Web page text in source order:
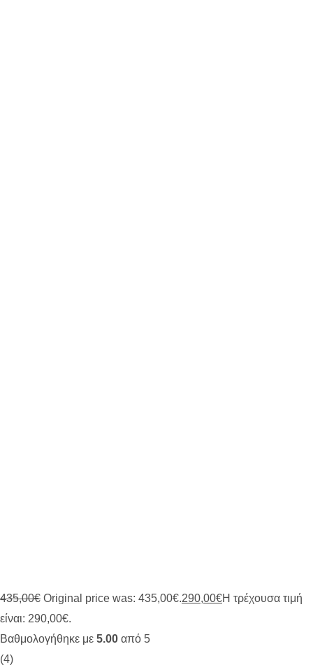
435,00€ Original price was: 435,00€.290,00€Η τρέχουσα τιμή
είναι: 290,00€.
Βαθμολογήθηκε με 5.00 από 5
(4)